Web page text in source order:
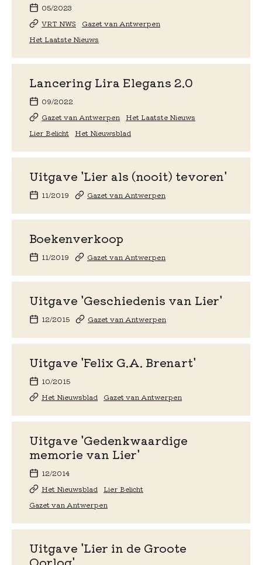
05/2023
VRT NWS
Gazet van Antwerpen
Het Laatste Nieuws
Lancering Lira Elegans 2.0
09/2022
Gazet van Antwerpen
Het Laatste Nieuws
Lier Belicht
Het Nieuwsblad
Uitgave 'Lier als (nooit) tevoren'
11/2019 Gazet van Antwerpen
Boekenverkoop
11/2019 Gazet van Antwerpen
Uitgave 'Geschiedenis van Lier'
12/2015 Gazet van Antwerpen
Uitgave 'Felix G.A. Brenart'
10/2015
Het Nieuwsblad
Gazet van Antwerpen
Uitgave 'Gedenkwaardige
memorie van Lier'
12/2014
Het Nieuwsblad
Lier Belicht
Gazet van Antwerpen
Uitgave 'Lier in de Groote